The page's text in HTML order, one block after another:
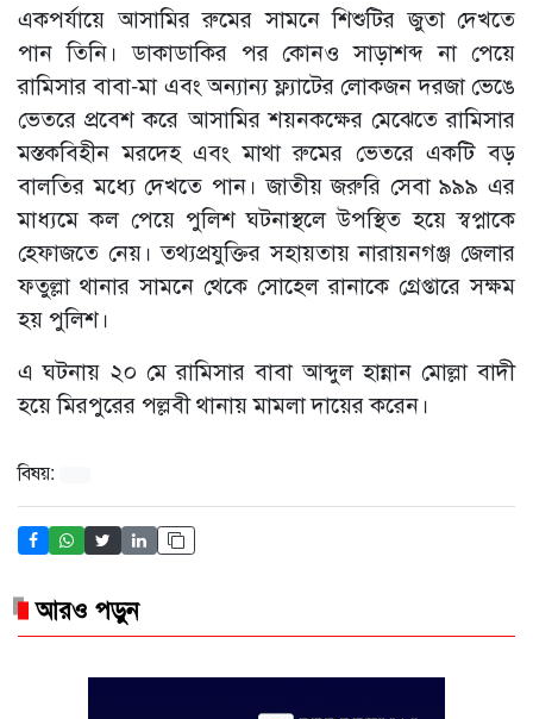
একপর্যায়ে আসামির রুমের সামনে শিশুটির জুতা দেখতে
পান তিনি। ডাকাডাকির পর কোনও সাড়াশব্দ না পেয়ে
রামিসার বাবা-মা এবং অন্যান্য ফ্ল্যাটের লোকজন দরজা ভেঙে
ভেতরে প্রবেশ করে আসামির শয়নকক্ষের মেঝেতে রামিসার
মস্তকবিহীন মরদেহ এবং মাথা রুমের ভেতরে একটি বড়
বালতির মধ্যে দেখতে পান। জাতীয় জরুরি সেবা ৯৯৯ এর
মাধ্যমে কল পেয়ে পুলিশ ঘটনাস্থলে উপস্থিত হয়ে স্বপ্নাকে
হেফাজতে নেয়। তথ্যপ্রযুক্তির সহায়তায় নারায়নগঞ্জ জেলার
ফতুল্লা থানার সামনে থেকে সোহেল রানাকে গ্রেপ্তারে সক্ষম
হয় পুলিশ।
এ ঘটনায় ২০ মে রামিসার বাবা আব্দুল হান্নান মোল্লা বাদী
হয়ে মিরপুরের পল্লবী থানায় মামলা দায়ের করেন।
বিষয়:
আরও পড়ুন